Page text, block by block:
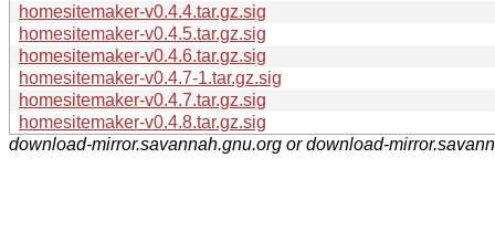
homesitemaker-v0.4.4.tar.gz.sig
homesitemaker-v0.4.5.tar.gz.sig
homesitemaker-v0.4.6.tar.gz.sig
homesitemaker-v0.4.7-1.tar.gz.sig
homesitemaker-v0.4.7.tar.gz.sig
homesitemaker-v0.4.8.tar.gz.sig
download-mirror.savannah.gnu.org or download-